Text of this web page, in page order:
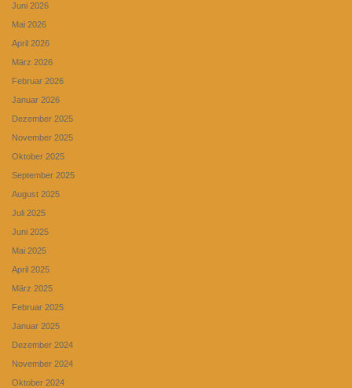
Juni 2026
Mai 2026
April 2026
März 2026
Februar 2026
Januar 2026
Dezember 2025
November 2025
Oktober 2025
September 2025
August 2025
Juli 2025
Juni 2025
Mai 2025
April 2025
März 2025
Februar 2025
Januar 2025
Dezember 2024
November 2024
Oktober 2024